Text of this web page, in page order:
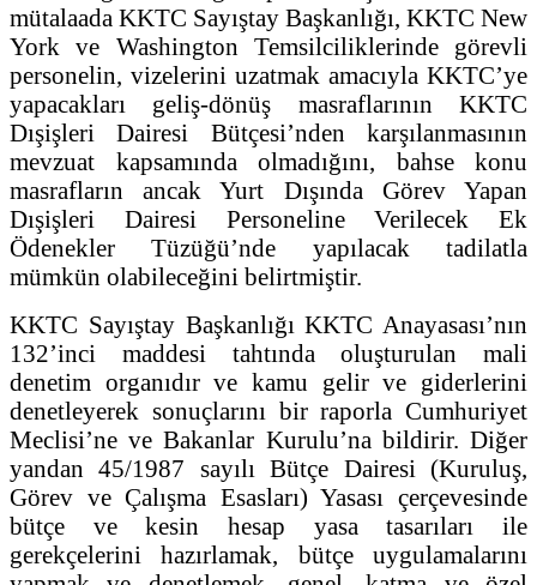
mütalaada KKTC Sayıştay Başkanlığı, KKTC New
York ve Washington Temsilciliklerinde görevli
personelin, vizelerini uzatmak amacıyla KKTC’ye
yapacakları geliş-dönüş masraflarının KKTC
Dışişleri Dairesi Bütçesi’nden karşılanmasının
mevzuat kapsamında olmadığını, bahse konu
masrafların ancak Yurt Dışında Görev Yapan
Dışişleri Dairesi Personeline Verilecek Ek
Ödenekler Tüzüğü’nde yapılacak tadilatla
mümkün olabileceğini belirtmiştir.
KKTC Sayıştay Başkanlığı KKTC Anayasası’nın
132’inci maddesi tahtında oluşturulan mali
denetim organıdır ve kamu gelir ve giderlerini
denetleyerek sonuçlarını bir raporla Cumhuriyet
Meclisi’ne ve Bakanlar Kurulu’na bildirir. Diğer
yandan 45/1987 sayılı Bütçe Dairesi (Kuruluş,
Görev ve Çalışma Esasları) Yasası çerçevesinde
bütçe ve kesin hesap yasa tasarıları ile
gerekçelerini hazırlamak, bütçe uygulamalarını